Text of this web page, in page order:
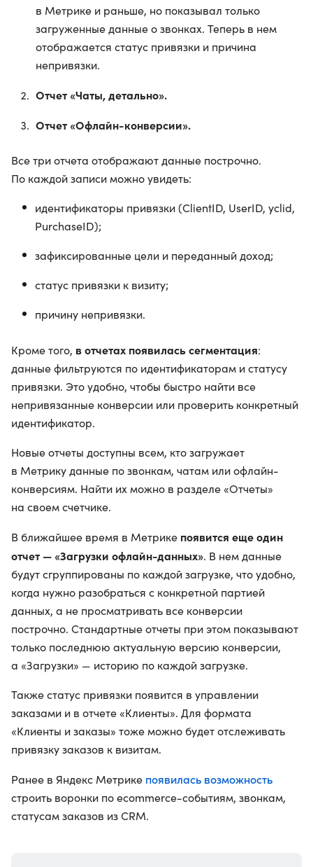
в Метрике и раньше, но показывал только
загруженные данные о звонках. Теперь в нем
отображается статус привязки и причина
непривязки.
Отчет «Чаты, детально».
Отчет «Офлайн-конверсии».
Все три отчета отображают данные построчно.
По каждой записи можно увидеть:
идентификаторы привязки (ClientID, UserID, yclid,
PurchaseID);
зафиксированные цели и переданный доход;
статус привязки к визиту;
причину непривязки.
Кроме того, в отчетах появилась сегментация:
данные фильтруются по идентификаторам и статусу
привязки. Это удобно, чтобы быстро найти все
непривязанные конверсии или проверить конкретный
идентификатор.
Новые отчеты доступны всем, кто загружает
в Метрику данные по звонкам, чатам или офлайн-
конверсиям. Найти их можно в разделе «Отчеты»
на своем счетчике.
В ближайшее время в Метрике появится еще один
отчет — «Загрузки офлайн-данных». В нем данные
будут сгруппированы по каждой загрузке, что удобно,
когда нужно разобраться с конкретной партией
данных, а не просматривать все конверсии
построчно. Стандартные отчеты при этом показывают
только последнюю актуальную версию конверсии,
а «Загрузки» — историю по каждой загрузке.
Также статус привязки появится в управлении
заказами и в отчете «Клиенты». Для формата
«Клиенты и заказы» тоже можно будет отслеживать
привязку заказов к визитам.
Ранее в Яндекс Метрике появилась возможность
строить воронки по ecommerce-событиям, звонкам,
статусам заказов из CRM.